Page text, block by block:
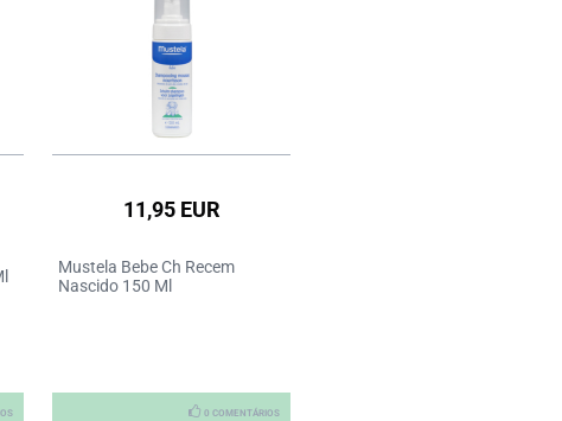
11,95 EUR
Mustela Bebe Ch Recem
Nascido 150 Ml
0 COMENTÁRIOS